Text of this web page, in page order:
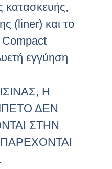
κατασκευής,
(liner) και το
Compact
εγγύηση
Η
ΔΕΝ
ΣΤΗΝ